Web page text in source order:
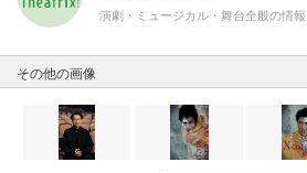
演劇・ミュージカル・舞台全般の情報
その他の画像